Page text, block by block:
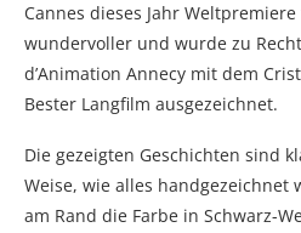
Cannes dieses Jahr
wundervoller und wurde zu
d’Animation Annecy mit dem
Bester Langfilm ausgezeichnet.
Die gezeigten Geschichten sind
Weise, wie alles handgezeichnet
am Rand die Farbe in Schwarz-